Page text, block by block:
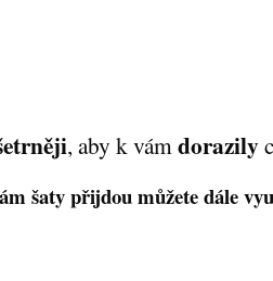
, aby k vámdorazily
šaty přijdoumůžete dále